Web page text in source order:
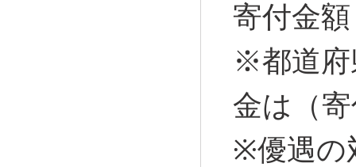
寄付金
※都道府
金は（
※優遇の